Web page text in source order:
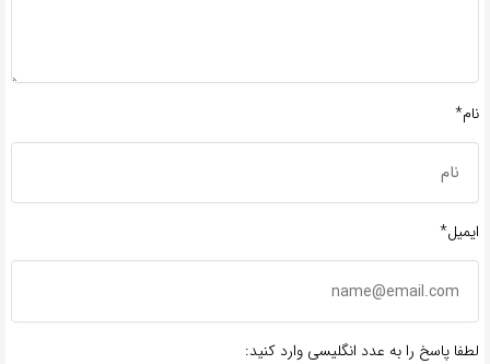
نام*
ایمیل*
لطفا پاسخ را به عدد انگلیسی وارد کنید: